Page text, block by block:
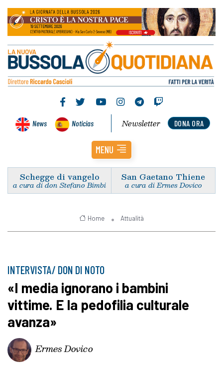
News Noticias DONA ORA
Newsletter
MENU
Schegge di vangelo
a cura di don Stefano Bimbi
San Gaetano Thiene
a cura di Ermes Dovico
Home Attualità
INTERVISTA/ DON DI NOTO
«I media ignorano i bambini
vittime. E la pedofilia culturale
avanza»
Ermes Dovico